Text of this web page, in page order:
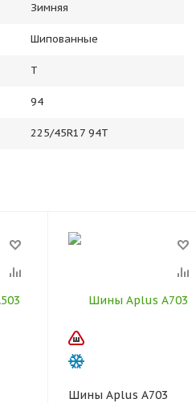
Зимняя
Шипованные
T
94
225/45R17 94T
Шины Aplus A703